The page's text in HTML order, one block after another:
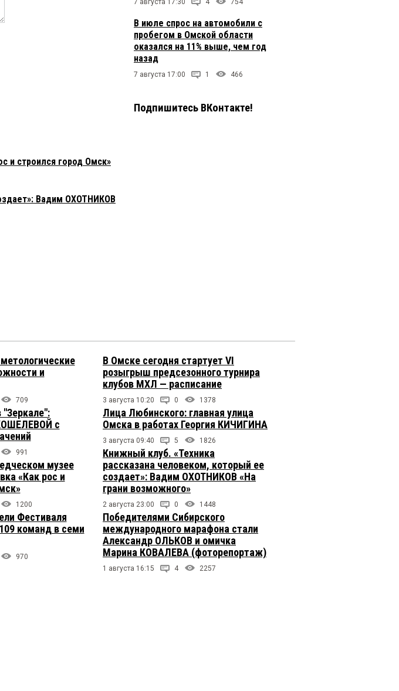
и строился город Омск»
Вадим ОХОТНИКОВ
7 августа 17:30 4 754
В июле спрос на автомобили с
пробегом в Омской области
оказался на 11% выше, чем год
назад
7 августа 17:00 1 466
Подпишитесь ВКонтакте!
и
709
с
991
музее
«Как рос и
1200
Фестиваля
команд в семи
970
В Омске сегодня стартует VI
розыгрыш предсезонного турнира
клубов МХЛ — расписание
3 августа 10:20 0 1378
Лица Любинского: главная улица
Омска в работах Георгия КИЧИГИНА
3 августа 09:40 5 1826
Книжный клуб. «Техника
рассказана человеком, который ее
создает»: Вадим ОХОТНИКОВ «На
грани возможного»
2 августа 23:00 0 1448
Победителями Сибирского
международного марафона стали
Александр ОЛЬКОВ и омичка
Марина КОВАЛЕВА (фоторепортаж)
1 августа 16:15 4 2257